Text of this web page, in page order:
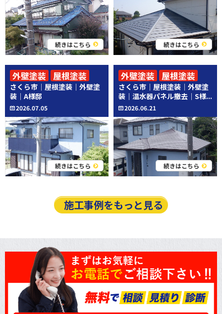
続きはこちら 続きはこちら
さくら市｜屋根塗装｜外壁塗
装｜A様邸
2026.07.05
続きはこちら
外壁塗装 屋根塗装
さくら市｜屋根塗装｜外壁塗
装｜温水器パネル撤去｜S様...
2026.06.21
続きはこちら
外壁塗装
屋根塗装
その他工事
施工事例をもっと見る